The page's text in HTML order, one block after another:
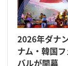
2026年ダナ
ナム・韓国
バルが開幕